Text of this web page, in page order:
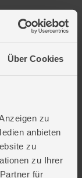
Über Cookies
zu
anbieten
zu
zu Ihrer
für
magische Weise
nach
anschließend in das
damit